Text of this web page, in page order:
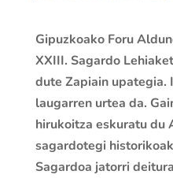
Gipuzkoako Foru
XXIII. Sagardo
dute Zapiain upategia.
laugarren urtea da.
hirukoitza eskuratu du
sagardotegi
Sagardoa jatorri